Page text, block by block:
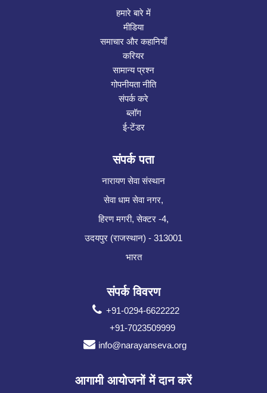
हमारे बारे में
मीडिया
समाचार और कहानियाँ
करियर
सामान्य प्रश्न
गोपनीयता नीति
संपर्क करे
ब्लॉग
ई-टेंडर
संपर्क पता
नारायण सेवा संस्थान
सेवा धाम सेवा नगर,
हिरण मगरी, सेक्टर -4,
उदयपुर (राजस्थान) - 313001
भारत
संपर्क विवरण
+91-0294-6622222
+91-7023509999
info@narayanseva.org
आगामी आयोजनों में दान करें